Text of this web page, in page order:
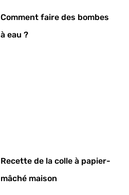
Comment faire des bombes
à eau ?
Recette de la colle à papier-
mâché maison